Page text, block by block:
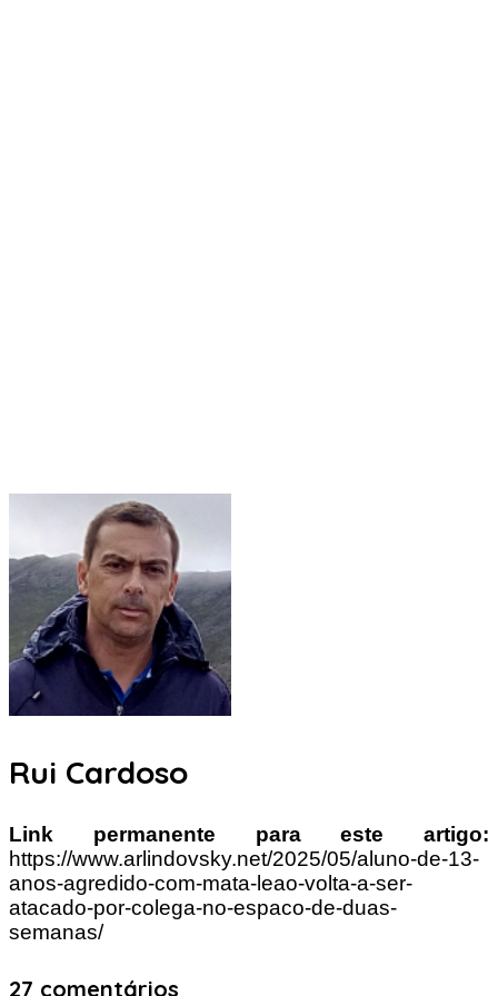
Rui Cardoso
Link permanente para este artigo:
https://www.arlindovsky.net/2025/05/aluno-de-13-
anos-agredido-com-mata-leao-volta-a-ser-
atacado-por-colega-no-espaco-de-duas-
semanas/
27 comentários